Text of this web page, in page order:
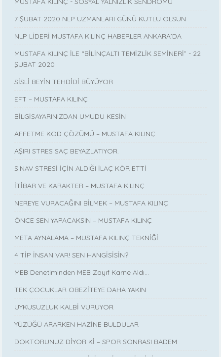
7 ŞUBAT 2020 NLP UZMANLARI GÜNÜ KUTLU OLSUN
NLP LİDERİ MUSTAFA KILINÇ HABERLER ANKARA’DA
MUSTAFA KILINÇ İLE “BİLİNÇALTI TEMİZLİK SEMİNERİ” - 22
ŞUBAT 2020
SİSLİ BEYİN TEHDİDİ BÜYÜYOR
EFT – MUSTAFA KILINÇ
BİLGİSAYARINIZDAN UMUDU KESİN
AFFETME KOD ÇÖZÜMÜ – MUSTAFA KILINÇ
AŞIRI STRES SAÇ BEYAZLATIYOR.
SINAV STRESİ İÇİN ALDIĞI İLAÇ KÖR ETTİ
İTİBAR VE KARAKTER – MUSTAFA KILINÇ
NEREYE VURACAĞINI BİLMEK – MUSTAFA KILINÇ
ÖNCE SEN YAPACAKSIN – MUSTAFA KILINÇ
META AYNALAMA – MUSTAFA KILINÇ TEKNİĞİ
4 TİP İNSAN VAR! SEN HANGİSİSİN?
MEB Denetiminden MEB Zayıf Karne Aldı…
TEK ÇOCUKLAR OBEZİTEYE DAHA YAKIN
UYKUSUZLUK KALBİ VURUYOR
YÜZÜĞÜ ARARKEN HAZİNE BULDULAR
DOKTORUNUZ DİYOR Kİ – SPOR SONRASI BADEM